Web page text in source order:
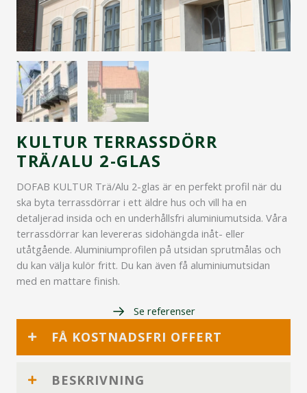
KULTUR TERRASSDÖRR
TRÄ/ALU 2-GLAS
DOFAB KULTUR Trä/Alu 2-glas är en perfekt profil när du
ska byta terrassdörrar i ett äldre hus och vill ha en
detaljerad insida och en underhållsfri aluminiumutsida. Våra
terrassdörrar kan levereras sidohängda inåt- eller
utåtgående. Aluminiumprofilen på utsidan sprutmålas och
du kan välja kulör fritt. Du kan även få aluminiumutsidan
med en mattare finish.
Se referenser
FÅ KOSTNADSFRI OFFERT
BESKRIVNING